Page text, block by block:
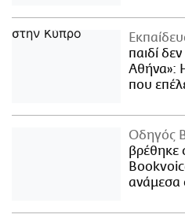
παιδί
Αθήνα»:
που
Οδηγός
βρέθηκε
ανάμεσα